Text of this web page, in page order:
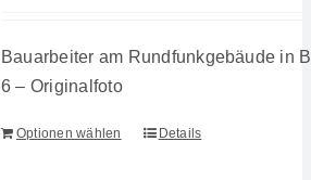
Bauarbeiter am Rundfunkgebäude in
6 – Originalfoto
Optionen wählen Details